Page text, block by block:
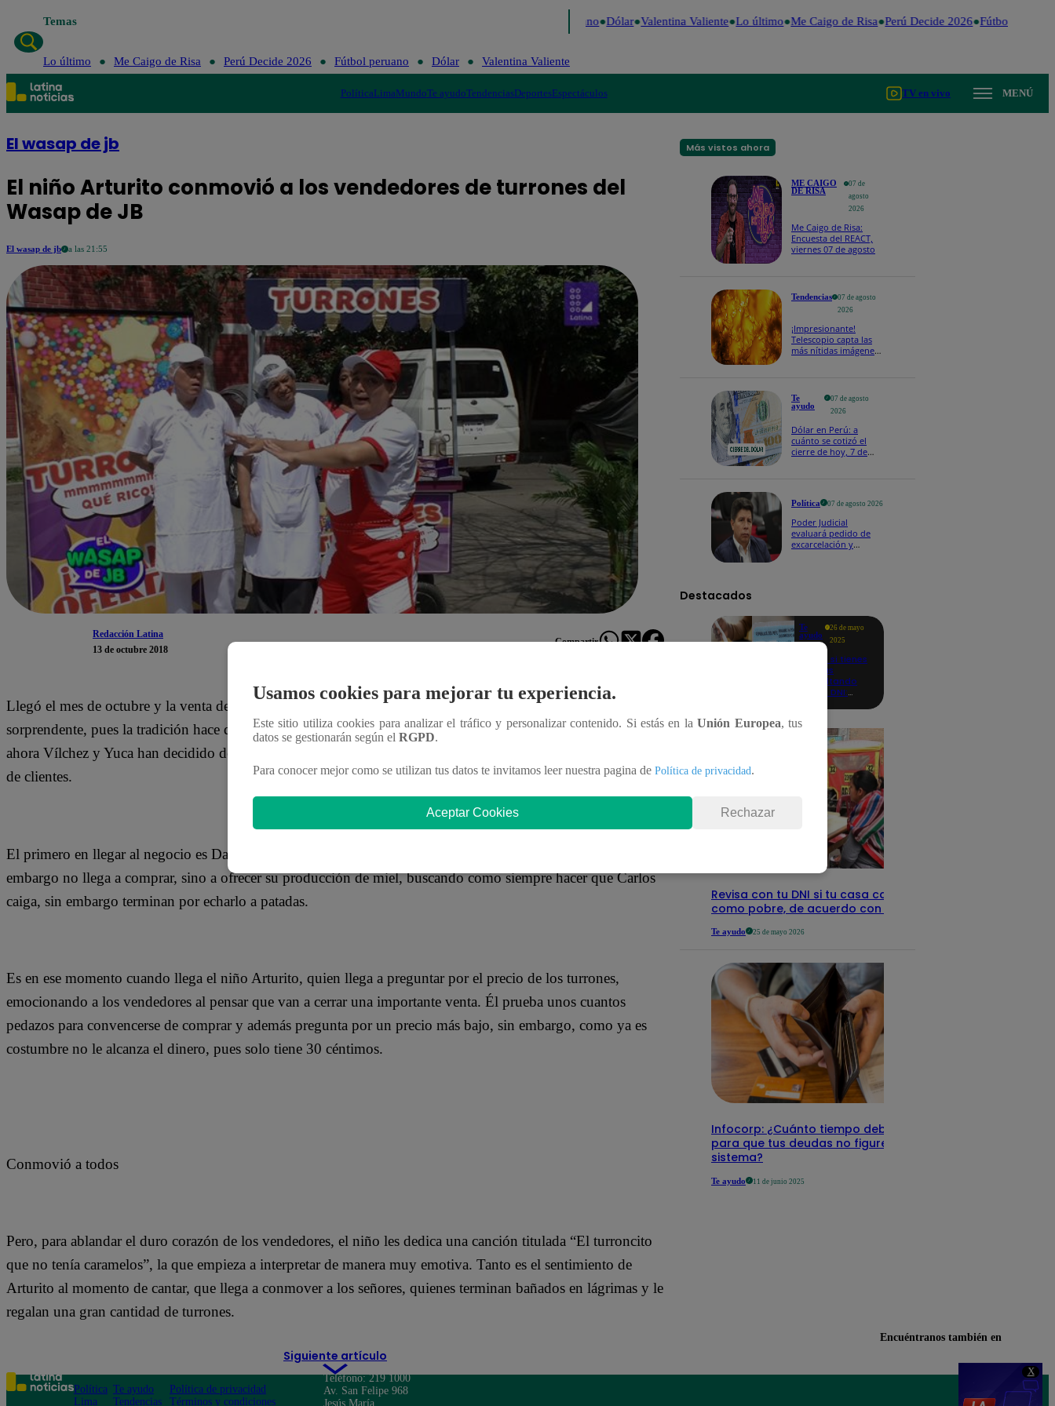
X
Temas Fútbol peruano Dólar Valentina Valiente Lo último Me Caigo de Risa Perú Decide 2026 Fútbol peruano
Lo último Me Caigo de Risa Perú Decide 2026 Fútbol peruano Dólar Valentina Valiente
PolíticaLimaMundoTe ayudoTendenciasDeportesEspectáculos TV en vivo MENÚ
El wasap de jb
El niño Arturito conmovió a los vendedores de turrones del
Wasap de JB
El wasap de jb a las 21:55
Redacción Latina
13 de octubre 2018
Compartir
Llegó el mes de octubre y la venta de turrones en la ciudad de Lima se ha incrementado de manera
sorprendente, pues la tradición hace que las personas disfruten de este dulce con gran alegría. Es por eso que
ahora Vílchez y Yuca han decidido dedicarse a la venta de este delicioso producto, teniendo una gran cantidad
de clientes.
El primero en llegar al negocio es Dany, quien llega luego de haber buscado turrones en muchos sitios, sin
embargo no llega a comprar, sino a ofrecer su producción de miel, buscando como siempre hacer que Carlos
caiga, sin embargo terminan por echarlo a patadas.
Es en ese momento cuando llega el niño Arturito, quien llega a preguntar por el precio de los turrones,
emocionando a los vendedores al pensar que van a cerrar una importante venta. Él prueba unos cuantos
pedazos para convencerse de comprar y además pregunta por un precio más bajo, sin embargo, como ya es
costumbre no le alcanza el dinero, pues solo tiene 30 céntimos.
Conmovió a todos
Pero, para ablandar el duro corazón de los vendedores, el niño les dedica una canción titulada “El turroncito
que no tenía caramelos”, la que empieza a interpretar de manera muy emotiva. Tanto es el sentimiento de
Arturito al momento de cantar, que llega a conmover a los señores, quienes terminan bañados en lágrimas y le
regalan una gran cantidad de turrones.
Siguiente artículo
Más vistos ahora
ME CAIGO
DE RISA
07 de
agosto
2026
Me Caigo de Risa:
Encuesta del REACT,
viernes 07 de agosto
Tendencias
07 de agosto
2026
¡Impresionante!
Telescopio capta las
más nítidas imágenes
Te
ayudo
07 de agosto
2026
Dólar en Perú: a
cuánto se cotizó el
cierre de hoy, 7 de
Política 07 de agosto 2026
Poder Judicial
evaluará pedido de
excarcelación y
Destacados
Te
ayudo
26 de mayo
2025
Revisa si tienes
deudas
consultando
con tu DNI:
detalles
Revisa con tu DNI si tu casa califica
como pobre, de acuerdo con el Sisfoh
Te ayudo 25 de mayo 2026
Infocorp: ¿Cuánto tiempo debe pasar
para que tus deudas no figuren en su
sistema?
Te ayudo 11 de junio 2025
Usamos cookies para mejorar tu experiencia.
Este sitio utiliza cookies para analizar el tráfico y personalizar contenido. Si estás en laUnión Europea, tus
datos se gestionarán según el RGPD.
Para conocer mejor como se utilizan tus datos te invitamos leer nuestra pagina de Política de privacidad.
Aceptar Cookies Rechazar
Encuéntranos también en
Política
Lima
Te ayudo
Tendencias
Política de privacidad
Términos y condiciones
Teléfono: 219 1000
Av. San Felipe 968
Jesús María